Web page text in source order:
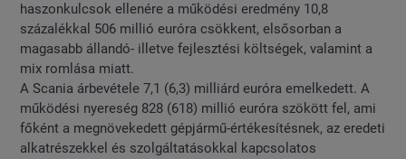
haszonkulcsok ellenére a működési eredmény 10,8
százalékkal 506 millió euróra csökkent, elsősorban a
magasabb állandó- illetve fejlesztési költségek, valamint a
mix romlása miatt.
A Scania árbevétele 7,1 (6,3) milliárd euróra emelkedett. A
működési nyereség 828 (618) millió euróra szökött fel, ami
főként a megnövekedett gépjármű-értékesítésnek, az eredeti
alkatrészekkel és szolgáltatásokkal kapcsolatos